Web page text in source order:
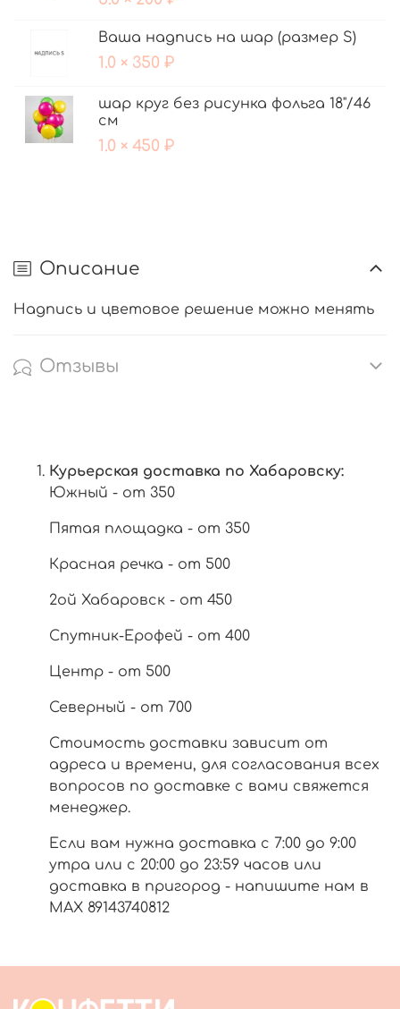
Ваша надпись на шар (размер S)
1.0 × 350 ₽
шар круг без рисунка фольга 18"/46
см
1.0 × 450 ₽
Описание
Надпись и цветовое решение можно менять
Отзывы
Курьерская доставка по Хабаровску:
Южный - от 350
Пятая площадка - от 350
Красная речка - от 500
2ой Хабаровск - от 450
Спутник-Ерофей - от 400
Центр - от 500
Северный - от 700
Стоимость доставки зависит от
адреса и времени, для согласования всех
вопросов по доставке с вами свяжется
менеджер.
Если вам нужна доставка с 7:00 до 9:00
утра или с 20:00 до 23:59 часов или
доставка в пригород - напишите нам в
МАХ 89143740812